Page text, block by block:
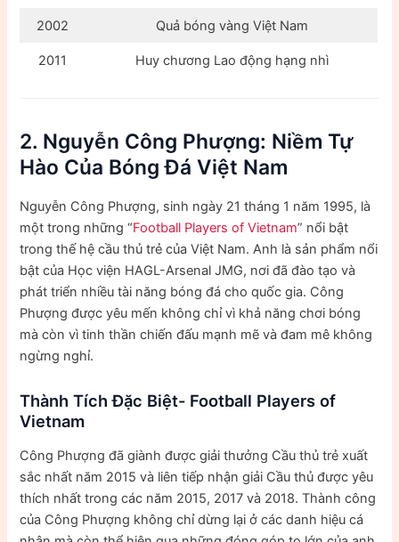
2002 Quả bóng vàng Việt Nam
2011 Huy chương Lao động hạng nhì
2. Nguyễn Công Phượng: Niềm Tự
Hào Của Bóng Đá Việt Nam
Nguyễn Công Phượng, sinh ngày 21 tháng 1 năm 1995, là
một trong những “Football Players of Vietnam” nổi bật
trong thế hệ cầu thủ trẻ của Việt Nam. Anh là sản phẩm nổi
bật của Học viện HAGL-Arsenal JMG, nơi đã đào tạo và
phát triển nhiều tài năng bóng đá cho quốc gia. Công
Phượng được yêu mến không chỉ vì khả năng chơi bóng
mà còn vì tinh thần chiến đấu mạnh mẽ và đam mê không
ngừng nghỉ.
Thành Tích Đặc Biệt- Football Players of
Vietnam
Công Phượng đã giành được giải thưởng Cầu thủ trẻ xuất
sắc nhất năm 2015 và liên tiếp nhận giải Cầu thủ được yêu
thích nhất trong các năm 2015, 2017 và 2018. Thành công
của Công Phượng không chỉ dừng lại ở các danh hiệu cá